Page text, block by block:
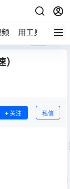
用工具 论技
关注 私信